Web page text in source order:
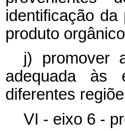
identificação
produto
j) promover
adequada às
diferentes
VI - eixo 6 -